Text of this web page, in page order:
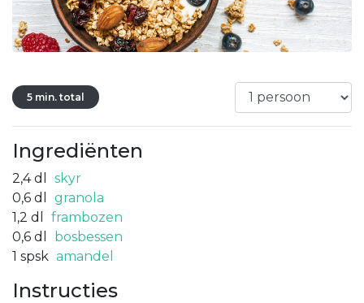
5 min. total
Ingrediënten
2,4 dl
skyr
0,6 dl
granola
1,2 dl
frambozen
0,6 dl
bosbessen
1 spsk amandel
Instructies